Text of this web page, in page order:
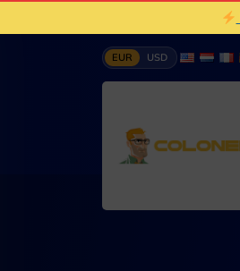
EUR USD